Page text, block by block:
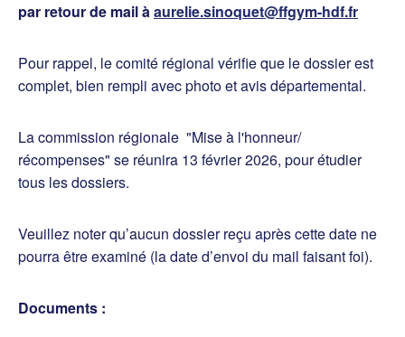
par retour de mail àaurelie.sinoquet@ffgym-hdf.fr
Pour rappel, le comité régional vérifie que le dossier est
complet, bien rempli avec photo et avis départemental.
La commission régionale "Mise à l'honneur/
récompenses" se réunira 13 février 2026, pour étudier
tous les dossiers.
Veuillez noter qu’aucun dossier reçu après cette date ne
pourra être examiné (la date d’envoi du mail faisant foi).
Documents :